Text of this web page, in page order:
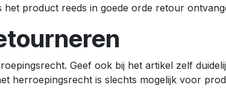
product reeds in goede orde retour
Geef ook bij het artikel zelf
herroepingsrecht is slechts mogelijk voor